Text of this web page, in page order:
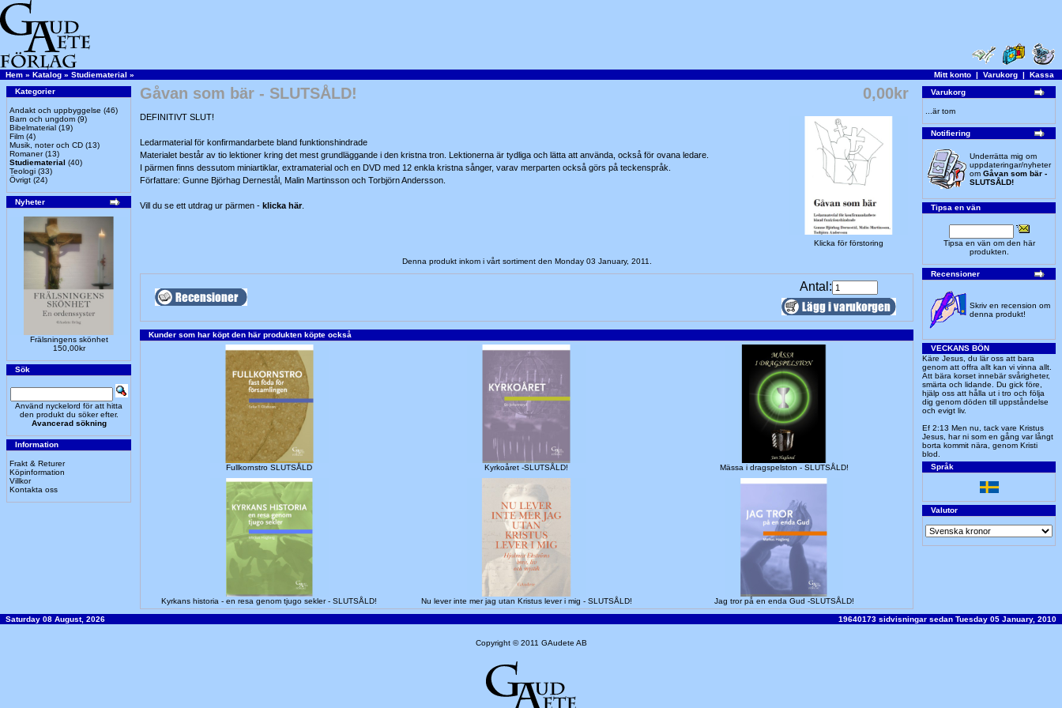
Hem » Katalog » Studiematerial » Mitt konto | Varukorg | Kassa
Kategorier
Andakt och uppbyggelse (46)
Barn och ungdom (9)
Bibelmaterial (19)
Film (4)
Musik, noter och CD (13)
Romaner(13)
Studiematerial (40)
Teologi (33)
Övrigt (24)
Nyheter
Frälsningens skönhet
150,00kr
Sök
Använd nyckelord för att hitta
den produkt du söker efter.
Avancerad sökning
Information
Frakt & Returer
Köpinformation
Villkor
Kontakta oss
Gåvan som bär - SLUTSÅLD! 0,00kr
Klicka för förstoring
DEFINITIVT SLUT!
Ledarmaterial för konfirmandarbete bland funktionshindrade
Materialet består av tio lektioner kring det mest grundläggande i den kristna tron. Lektionerna är tydliga och lätta att använda, också för ovana ledare.
I pärmen finns dessutom miniartiklar, extramaterial och en DVD med 12 enkla kristna sånger, varav merparten också görs på teckenspråk.
Författare: Gunne Björhag Dernestål, Malin Martinsson och Torbjörn Andersson.
Vill du se ett utdrag ur pärmen - klicka här.
Denna produkt inkom i vårt sortiment den Monday 03 January, 2011.
Antal:
Kunder som har köpt den här produkten köpte också
Fullkornstro SLUTSÅLD Kyrkoåret -SLUTSÅLD! Mässa i dragspelston - SLUTSÅLD!
Kyrkans historia - en resa genom tjugo sekler - SLUTSÅLD! Nu lever inte mer jag utan Kristus lever i mig - SLUTSÅLD! Jag tror på en enda Gud -SLUTSÅLD!
Varukorg
...är tom
Notifiering
Underrätta mig om
uppdateringar/nyheter
om Gåvan som bär -
SLUTSÅLD!
Tipsa en vän
Tipsa en vän om den här
produkten.
Recensioner
Skriv en recension om
denna produkt!
VECKANS BÖN
Käre Jesus, du lär oss att bara
genom att offra allt kan vi vinna allt.
Att bära korset innebär svårigheter,
smärta och lidande. Du gick före,
hjälp oss att hålla ut i tro och följa
dig genom döden till uppståndelse
och evigt liv.
Ef 2:13 Men nu, tack vare Kristus
Jesus, har ni som en gång var långt
borta kommit nära, genom Kristi
blod.
Språk
Valutor
Saturday 08 August, 2026 19640173 sidvisningar sedan Tuesday 05 January, 2010
Copyright © 2011 GAudete AB